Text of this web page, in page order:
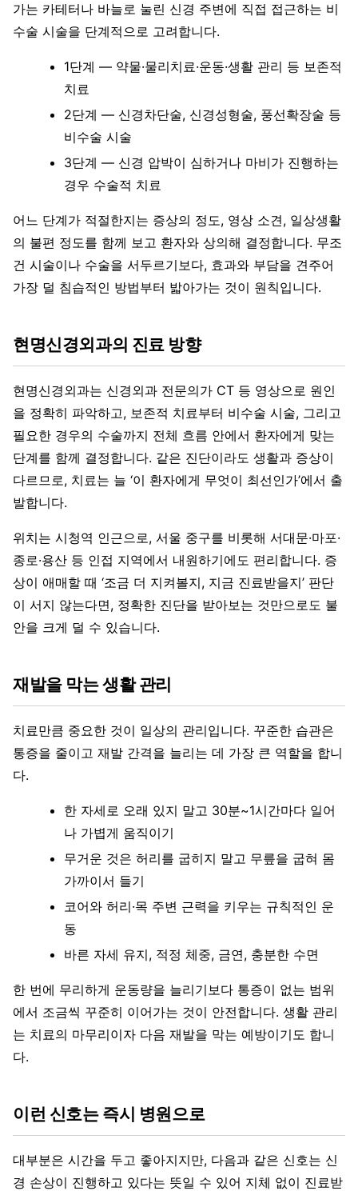
가는 카테터나 바늘로 눌린 신경 주변에 직접 접근하는 비
수술 시술을 단계적으로 고려합니다.
1단계 — 약물·물리치료·운동·생활 관리 등 보존적
치료
2단계 — 신경차단술, 신경성형술, 풍선확장술 등
비수술 시술
3단계 — 신경 압박이 심하거나 마비가 진행하는
경우 수술적 치료
어느 단계가 적절한지는 증상의 정도, 영상 소견, 일상생활
의 불편 정도를 함께 보고 환자와 상의해 결정합니다. 무조
건 시술이나 수술을 서두르기보다, 효과와 부담을 견주어
가장 덜 침습적인 방법부터 밟아가는 것이 원칙입니다.
현명신경외과의 진료 방향
현명신경외과는 신경외과 전문의가 CT 등 영상으로 원인
을 정확히 파악하고, 보존적 치료부터 비수술 시술, 그리고
필요한 경우의 수술까지 전체 흐름 안에서 환자에게 맞는
단계를 함께 결정합니다. 같은 진단이라도 생활과 증상이
다르므로, 치료는 늘 ‘이 환자에게 무엇이 최선인가’에서 출
발합니다.
위치는 시청역 인근으로, 서울 중구를 비롯해 서대문·마포·
종로·용산 등 인접 지역에서 내원하기에도 편리합니다. 증
상이 애매할 때 ‘조금 더 지켜볼지, 지금 진료받을지’ 판단
이 서지 않는다면, 정확한 진단을 받아보는 것만으로도 불
안을 크게 덜 수 있습니다.
재발을 막는 생활 관리
치료만큼 중요한 것이 일상의 관리입니다. 꾸준한 습관은
통증을 줄이고 재발 간격을 늘리는 데 가장 큰 역할을 합니
다.
한 자세로 오래 있지 말고 30분~1시간마다 일어
나 가볍게 움직이기
무거운 것은 허리를 굽히지 말고 무릎을 굽혀 몸
가까이서 들기
코어와 허리·목 주변 근력을 키우는 규칙적인 운
동
바른 자세 유지, 적정 체중, 금연, 충분한 수면
한 번에 무리하게 운동량을 늘리기보다 통증이 없는 범위
에서 조금씩 꾸준히 이어가는 것이 안전합니다. 생활 관리
는 치료의 마무리이자 다음 재발을 막는 예방이기도 합니
다.
이런 신호는 즉시 병원으로
대부분은 시간을 두고 좋아지지만, 다음과 같은 신호는 신
경 손상이 진행하고 있다는 뜻일 수 있어 지체 없이 진료받